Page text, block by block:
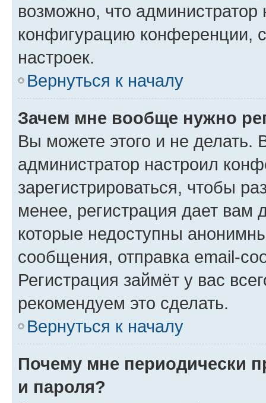
возможно, что администратор
конфигурацию конференции,
настроек.
Вернуться к началу
Зачем мне вообще нужно
Вы можете этого и не делать.
администратор настроил
зарегистрироваться, чтобы
менее, регистрация дает вам
которые недоступны
сообщения, отправка email-
Регистрация займёт у вас
рекомендуем это сделать.
Вернуться к началу
Почему мне периодически
и пароля?